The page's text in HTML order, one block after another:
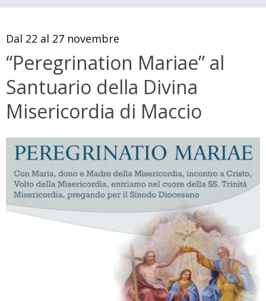
Dal 22 al 27 novembre
“Peregrination Mariae” al
Santuario della Divina
Misericordia di Maccio